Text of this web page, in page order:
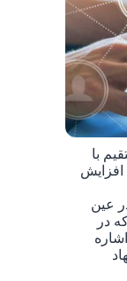
با
افزایش
عین
در